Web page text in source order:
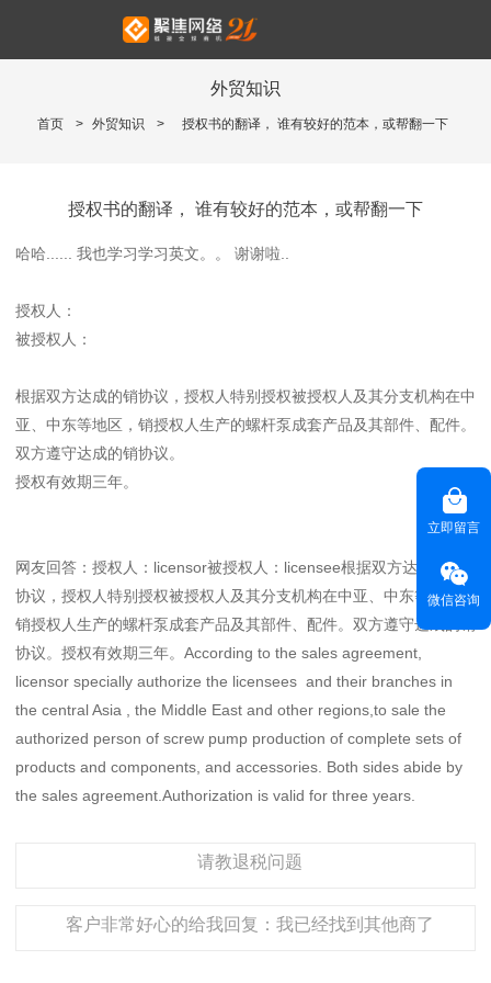
外贸知识
首页 > 外贸知识 > 授权书的翻译， 谁有较好的范本，或帮翻一下
授权书的翻译， 谁有较好的范本，或帮翻一下
哈哈...... 我也学习学习英文。。 谢谢啦..
授权人：
被授权人：
根据双方达成的销协议，授权人特别授权被授权人及其分支机构在中
亚、中东等地区，销授权人生产的螺杆泵成套产品及其部件、配件。
双方遵守达成的销协议。
授权有效期三年。
网友回答：授权人：licensor被授权人：licensee根据双方达成的销
协议，授权人特别授权被授权人及其分支机构在中亚、中东等地区，
销授权人生产的螺杆泵成套产品及其部件、配件。双方遵守达成的销
协议。授权有效期三年。According to the sales agreement,
licensor specially authorize the licensees and their branches in
the central Asia , the Middle East and other regions,to sale the
authorized person of screw pump production of complete sets of
products and components, and accessories. Both sides abide by
the sales agreement.Authorization is valid for three years.
请教退税问题
客户非常好心的给我回复：我已经找到其他商了
立即留言
微信咨询